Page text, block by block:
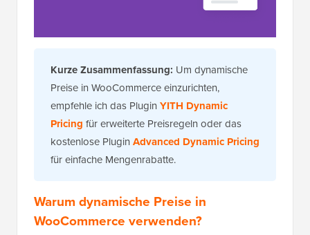
Kurze Zusammenfassung: Um dynamische
Preise in WooCommerce einzurichten,
empfehle ich das Plugin YITH Dynamic
Pricing für erweiterte Preisregeln oder das
kostenlose Plugin Advanced Dynamic Pricing
für einfache Mengenrabatte.
Warum dynamische Preise in
WooCommerce verwenden?